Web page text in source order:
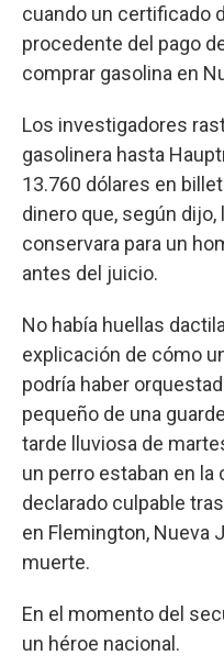
cuando un certificado
procedente del pago
comprar gasolina en
Los investigadores
gasolinera hasta
13.760 dólares en
dinero que, según dijo,
conservara para un
antes del juicio.
No había huellas
explicación de cómo
podría haber
pequeño de una
tarde lluviosa de
un perro estaban en la
declarado culpable
en Flemington, Nueva
muerte.
En el momento del
un héroe nacional.